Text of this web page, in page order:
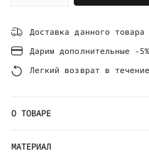
Доставка данного
Дарим дополнительные -
Легкий возврат в
О ТОВАРЕ
МАТЕРИАЛ